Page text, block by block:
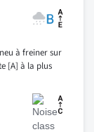
à freiner sur
[A] à la plus